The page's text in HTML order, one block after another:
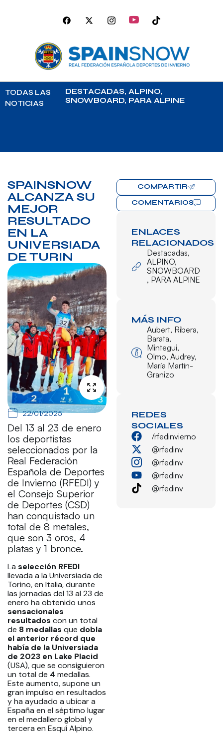
TODAS LAS
NOTICIAS
DESTACADAS, ALPINO,
SNOWBOARD, PARA ALPINE
SPAINSNOW
ALCANZA SU
MEJOR
RESULTADO
EN LA
UNIVERSIADA
DE TURIN
22/01/2025
Del 13 al 23 de enero
los deportistas
seleccionados por la
Real Federación
Española de Deportes
de Invierno (RFEDI) y
el Consejo Superior
de Deportes (CSD)
han conquistado un
total de 8 metales,
que son 3 oros, 4
platas y 1 bronce.
La selección RFEDI
llevada a la Universiada de
Torino, en Italia, durante
las jornadas del 13 al 23 de
enero ha obtenido unos
sensacionales
resultados con un total
de 8 medallas que dobla
el anterior récord que
había de la Universiada
de 2023 en Lake Placid
(USA), que se consiguieron
un total de 4 medallas.
Este aumento, supone un
gran impulso en resultados
y ha ayudado a ubicar a
España en el séptimo lugar
en el medallero global y
tercera en Esquí Alpino.
COMPARTIR
COMENTARIOS
ENLACES
RELACIONADOS
Destacadas,
ALPINO,
SNOWBOARD
, PARA ALPINE
MÁS INFO
Aubert, Ribera,
Barata,
Mintegui,
Olmo, Audrey,
María Martín-
Granizo
REDES
SOCIALES
/rfedinvierno
@rfedinv
@rfedinv
@rfedinv
@rfedinv